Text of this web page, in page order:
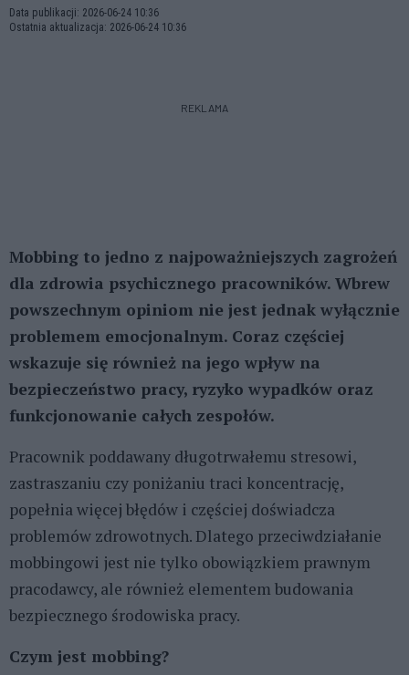
Data publikacji: 2026-06-24 10:36
Ostatnia aktualizacja: 2026-06-24 10:36
REKLAMA
Mobbing to jedno z najpoważniejszych zagrożeń
dla zdrowia psychicznego pracowników. Wbrew
powszechnym opiniom nie jest jednak wyłącznie
problemem emocjonalnym. Coraz częściej
wskazuje się również na jego wpływ na
bezpieczeństwo pracy, ryzyko wypadków oraz
funkcjonowanie całych zespołów.
Pracownik poddawany długotrwałemu stresowi,
zastraszaniu czy poniżaniu traci koncentrację,
popełnia więcej błędów i częściej doświadcza
problemów zdrowotnych. Dlatego przeciwdziałanie
mobbingowi jest nie tylko obowiązkiem prawnym
pracodawcy, ale również elementem budowania
bezpiecznego środowiska pracy.
Czym jest mobbing?